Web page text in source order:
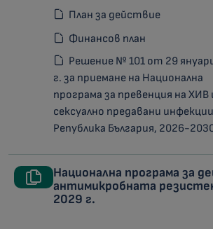
План за действие
Финансов план
Решение № 101 от 29
г. за приемане на Национална
програма за превенция на ХИВ
сексуално предавани
Република България, 2026-
Национална програма за
антимикробната
2029 г.